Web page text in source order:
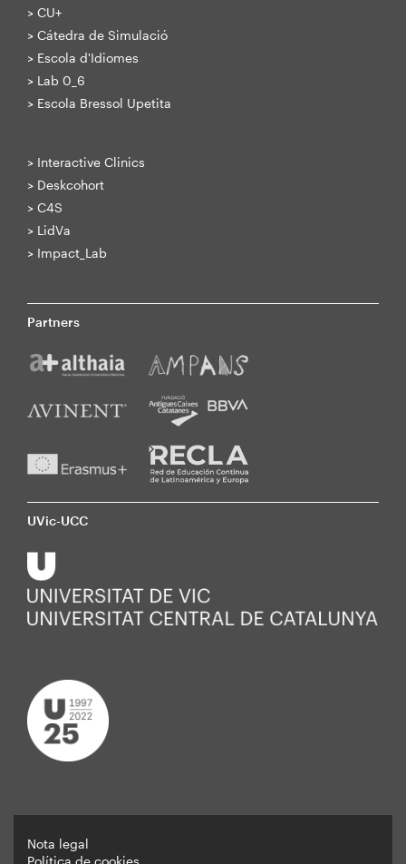
> CU+
> Cátedra de Simulació
> Escola d'Idiomes
> Lab 0_6
> Escola Bressol Upetita
> Interactive Clinics
> Deskcohort
> C4S
> LidVa
> Impact_Lab
Partners
UVic-UCC
Nota legal
Política de cookies